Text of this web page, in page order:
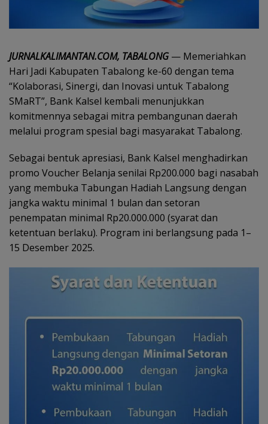
JURNALKALIMANTAN.COM, TABALONG— Memeriahkan
Hari Jadi Kabupaten Tabalong ke-60 dengan tema
“Kolaborasi, Sinergi, dan Inovasi untuk Tabalong
SMaRT”, Bank Kalsel kembali menunjukkan
komitmennya sebagai mitra pembangunan daerah
melalui program spesial bagi masyarakat Tabalong.
Sebagai bentuk apresiasi, Bank Kalsel menghadirkan
promo Voucher Belanja senilai Rp200.000 bagi nasabah
yang membuka Tabungan Hadiah Langsung dengan
jangka waktu minimal 1 bulan dan setoran
penempatan minimal Rp20.000.000 (syarat dan
ketentuan berlaku). Program ini berlangsung pada 1–
15 Desember 2025.